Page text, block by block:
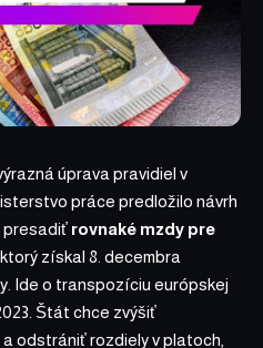
úprava pravidiel v
práce predložilo návrh
presadiť rovnaké mzdy pre
získal 8. decembra
Ide o transpozíciu európskej
Štát chce zvýšiť
odstrániť rozdiely v platoch,